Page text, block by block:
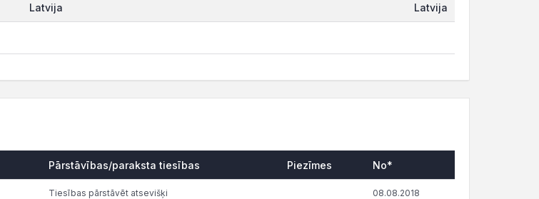
Latvija Latvija
Pārstāvības/paraksta tiesības Piezīmes No*
Tiesības pārstāvēt atsevišķi 08.08.2018